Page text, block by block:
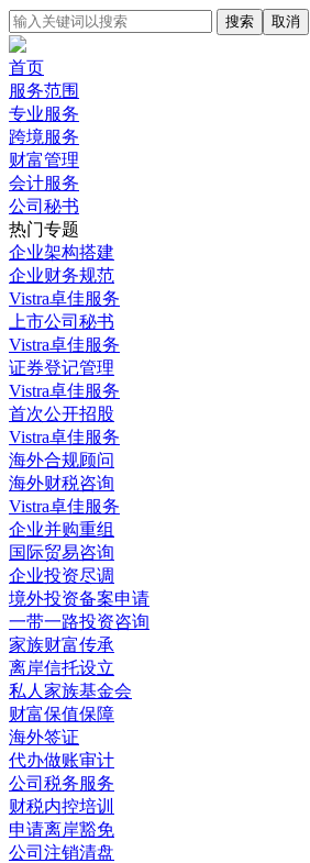
搜索 取消
首页
服务范围
专业服务
跨境服务
财富管理
会计服务
公司秘书
热门专题
企业架构搭建
企业财务规范
Vistra卓佳服务
上市公司秘书
Vistra卓佳服务
证券登记管理
Vistra卓佳服务
首次公开招股
Vistra卓佳服务
海外合规顾问
海外财税咨询
Vistra卓佳服务
企业并购重组
国际贸易咨询
企业投资尽调
境外投资备案申请
一带一路投资咨询
家族财富传承
离岸信托设立
私人家族基金会
财富保值保障
海外签证
代办做账审计
公司税务服务
财税内控培训
申请离岸豁免
公司注销清盘